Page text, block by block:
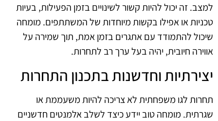
למצב. זה יכול להיות קשור לשינויים בזמן הפעילות, בעיות
טכניות או אפילו בקשות מיוחדות של המשתתפים. מומחה
שיכול להתמודד עם אתגרים בזמן אמת, תוך שמירה על
אווירה חיובית, יהיה בעל ערך רב לתחרות.
יצירתיות וחדשנות בתכנון התחרות
תחרות לגו משפחתית לא צריכה להיות משעממת או
שגרתית. מומחה טוב יידע כיצד לשלב אלמנטים חדשניים